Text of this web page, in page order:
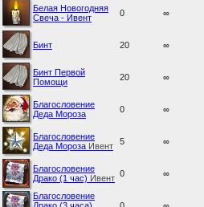
Белая Новогодняя
Свеча - Ивент
0 ∞
Бинт 20 ∞
Бинт Первой
Помощи
20 ∞
Благословение
Деда Мороза
0 ∞
Благословение
Деда Мороза Ивент 5 ∞
Благословение
Драко (1 час) Ивент 0 ∞
Благословение